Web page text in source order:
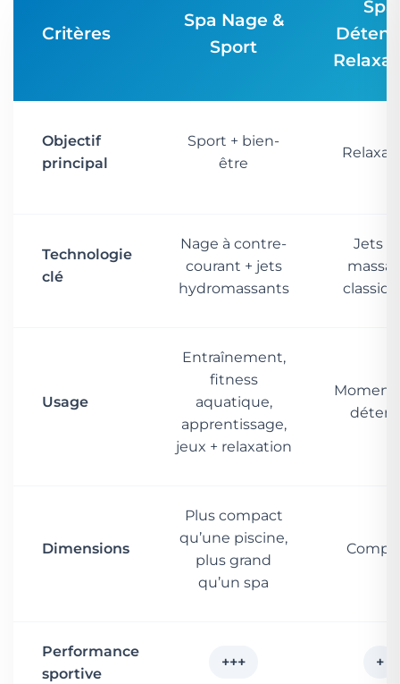
Critères
Spa Nage &
Sport
Spa
Objectif
principal
Sport + bien-
être
Technologie
clé
Nage à contre-
courant + jets
hydromassants
Jets
Usage
Entraînement,
fitness
aquatique,
apprentissage,
jeux + relaxation
Dimensions
Plus compact
qu’une piscine,
plus grand
qu’un spa
Performance
sportive
+++ +